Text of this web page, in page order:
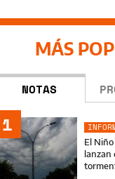
MÁS
NOTAS
1
El
lanzan